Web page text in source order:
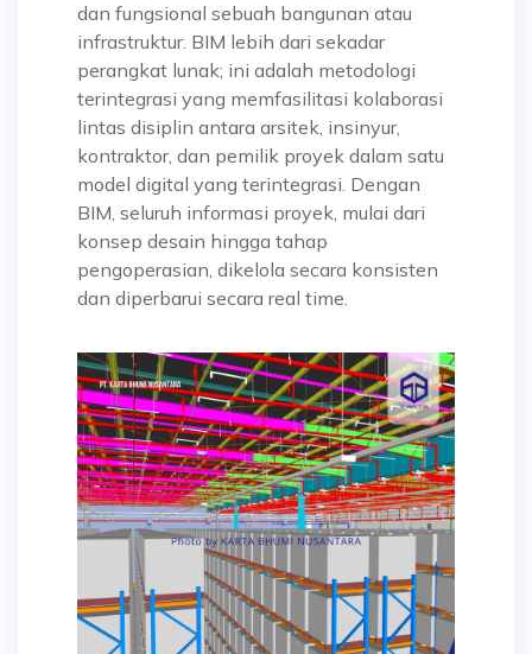
dan fungsional sebuah bangunan atau
infrastruktur. BIM lebih dari sekadar
perangkat lunak; ini adalah metodologi
terintegrasi yang memfasilitasi kolaborasi
lintas disiplin antara arsitek, insinyur,
kontraktor, dan pemilik proyek dalam satu
model digital yang terintegrasi. Dengan
BIM, seluruh informasi proyek, mulai dari
konsep desain hingga tahap
pengoperasian, dikelola secara konsisten
dan diperbarui secara real time.